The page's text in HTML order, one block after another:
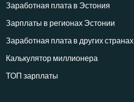
Заработная плата в Эстония
Зарплаты в регионах Эстонии
Заработная плата в других странах
Калькулятор миллионера
ТОП зарплаты